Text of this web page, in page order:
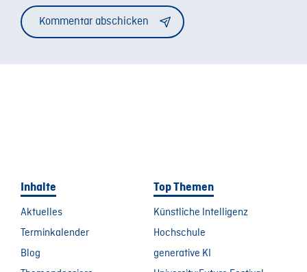
Inhalte
Aktuelles
Terminkalender
Blog
Top Themen
Künstliche Intelligenz
Hochschule
generative KI